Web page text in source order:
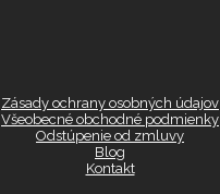
Zásady ochrany osobných údajov
Všeobecné obchodné podmienky
Odstúpenie od zmluvy
Blog
Kontakt